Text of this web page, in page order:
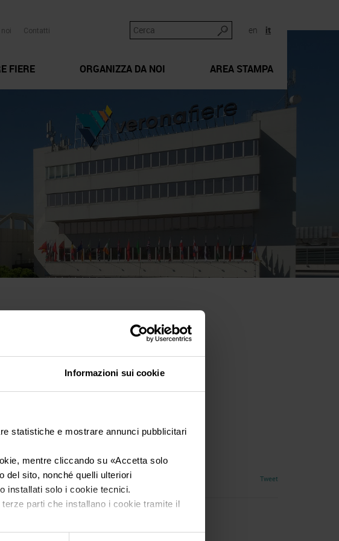
Informazioni sui cookie
statistiche e mostrare annunci pubblicitari
mentre cliccando su «Accetta solo
del sito, nonché quelli ulteriori
installati solo i cookie tecnici.
parti che installano i cookie tramite il
en it
noi Contatti
FIERE ORGANIZZA DA NOI AREA STAMPA
distillati
Tweet